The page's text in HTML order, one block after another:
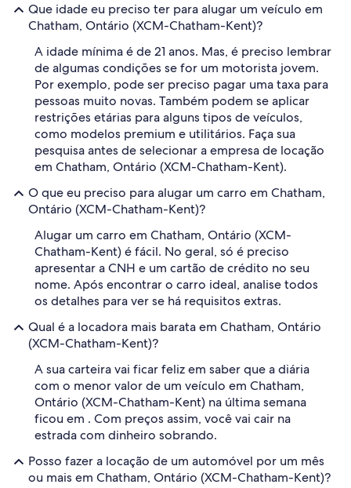
Que idade eu preciso ter para alugar um veículo em
Chatham, Ontário (XCM-Chatham-Kent)?
A idade mínima é de 21 anos. Mas, é preciso lembrar
de algumas condições se for um motorista jovem.
Por exemplo, pode ser preciso pagar uma taxa para
pessoas muito novas. Também podem se aplicar
restrições etárias para alguns tipos de veículos,
como modelos premium e utilitários. Faça sua
pesquisa antes de selecionar a empresa de locação
em Chatham, Ontário (XCM-Chatham-Kent).
O que eu preciso para alugar um carro em Chatham,
Ontário (XCM-Chatham-Kent)?
Alugar um carro em Chatham, Ontário (XCM-
Chatham-Kent) é fácil. No geral, só é preciso
apresentar a CNH e um cartão de crédito no seu
nome. Após encontrar o carro ideal, analise todos
os detalhes para ver se há requisitos extras.
Qual é a locadora mais barata em Chatham, Ontário
(XCM-Chatham-Kent)?
A sua carteira vai ficar feliz em saber que a diária
com o menor valor de um veículo em Chatham,
Ontário (XCM-Chatham-Kent) na última semana
ficou em . Com preços assim, você vai cair na
estrada com dinheiro sobrando.
Posso fazer a locação de um automóvel por um mês
ou mais em Chatham, Ontário (XCM-Chatham-Kent)?